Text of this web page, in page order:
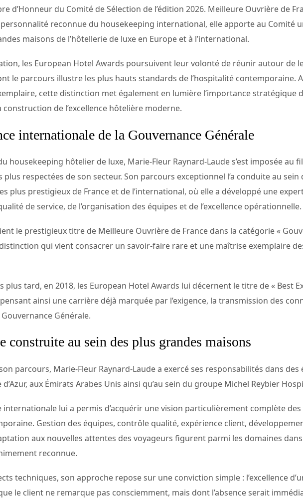
d’Honneur du Comité de Sélection de l’édition 2026. Meilleure Ouvrière de
reconnue du housekeeping international, elle apporte au Comité
maisons de l’hôtellerie de luxe en Europe et à l’international.
les European Hotel Awards poursuivent leur volonté de réunir autour de
le parcours illustre les plus hauts standards de l’hospitalité contemporaine.
cette distinction met également en lumière l’importance stratégique
construction de l’excellence hôtelière moderne.
internationale de la Gouvernance Générale
housekeeping hôtelier de luxe, Marie-Fleur Raynard-Laude s’est imposée au
plus respectées de son secteur. Son parcours exceptionnel l’a conduite au sein
plus prestigieux de France et de l’international, où elle a développé une
de service, de l’organisation des équipes et de l’excellence opérationnelle.
le prestigieux titre de Meilleure Ouvrière de France dans la catégorie «
qui vient consacrer un savoir-faire rare et une maîtrise exemplaire
plus tard, en 2018, les European Hotel Awards lui décernent le titre de « Best
ainsi une carrière déjà marquée par l’exigence, la transmission des
Générale.
construite au sein des plus grandes maisons
parcours, Marie-Fleur Raynard-Laude a exercé ses responsabilités dans
d’Azur, aux Émirats Arabes Unis ainsi qu’au sein du groupe Michel Reybier
internationale lui a permis d’acquérir une vision particulièrement complète des
Gestion des équipes, contrôle qualité, expérience client,
aux nouvelles attentes des voyageurs figurent parmi les domaines
reconnue.
techniques, son approche repose sur une conviction simple : l’excellence
le client ne remarque pas consciemment, mais dont l’absence serait